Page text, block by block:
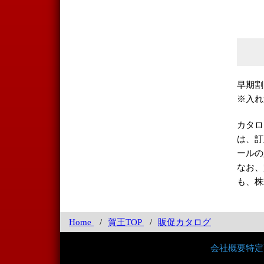
早期
※入れ
カタ
は、
ール
なお
も、
Home 賀王TOP 販促カタログ
会社概要特